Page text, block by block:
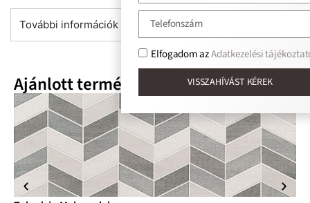
További információk
Ajánlott termékek
Elfogadom azAdatkezelési
VISSZAHÍVÁST KÉREK